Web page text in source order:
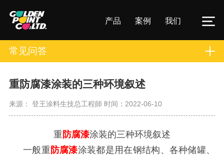
产品 案例 我们
常见问答
重防腐漆涂装的三种环境叙述
来源： 登王涂料生技总工程師 时间：2022-06-10
重 防腐漆涂装的三种环境叙述
一般重 防腐漆涂装都是用在钢结构、各种储罐、